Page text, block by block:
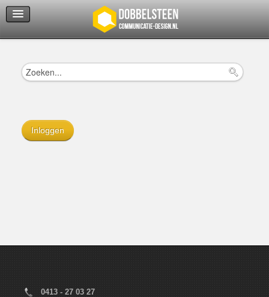
Inloggen
0413 - 27 03 27